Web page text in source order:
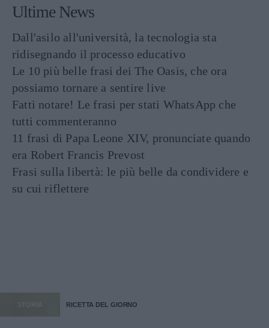
Ultime News
Dall'asilo all'università, la tecnologia sta
ridisegnando il processo educativo
Le 10 più belle frasi dei The Oasis, che ora
possiamo tornare a sentire live
Fatti notare! Le frasi per stati WhatsApp che
tutti commenteranno
11 frasi di Papa Leone XIV, pronunciate quando
era Robert Francis Prevost
Frasi sulla libertà: le più belle da condividere e
su cui riflettere
STORIA RICETTA DEL GIORNO